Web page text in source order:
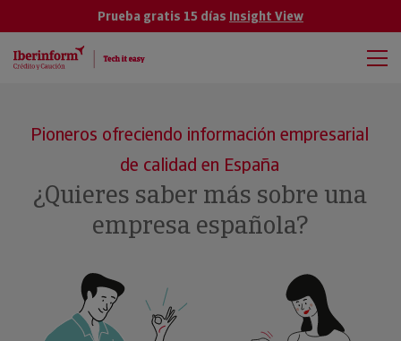
Prueba gratis 15 días Insight View
Pioneros ofreciendo información empresarial
de calidad en España
¿Quieres saber más sobre una
empresa española?